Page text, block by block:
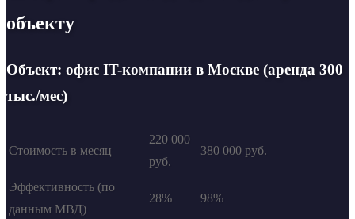
объекту
Объект: офис IT-компании в Москве (аренда 300
тыс./мес)
Стоимость в месяц
220 000
руб.
380 000 руб.
Эффективность (по
данным МВД)
28% 98%